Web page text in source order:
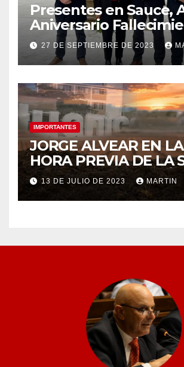
Presentes en Sauce,
Aniversario
José Artigas
27 DE SEPTIEMBRE DE 2023
IMPORTANTES
JORGE ALVEAR EN
HORA PREVIA DE LA
ORDINARIA DEL
12 DE JULIO
13 DE JULIO DE 2023 MARTIN